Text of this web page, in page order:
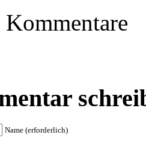
Name (erforderlich)